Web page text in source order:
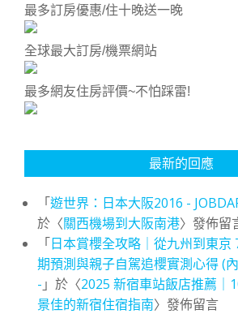
最多訂房優惠/住十晚送一晚
全球最大訂房/機票網站
最多網友住房評價~不怕踩雷!
最新的回應
「遊世界：日本大阪2016 -
於〈關西機場到大阪南港〉發佈留
「日本賞櫻全攻略｜從九州到東京
期預測與親子自駕追櫻實測心得 (
- 」於〈2025 新宿車站飯店推薦｜
景佳的新宿住宿指南〉發佈留言